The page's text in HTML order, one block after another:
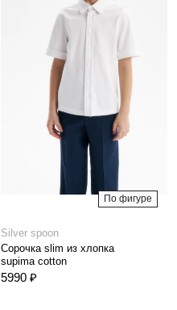
По фигуре
Silver spoon
Сорочка slim из хлопка
supima cotton
5990 ₽